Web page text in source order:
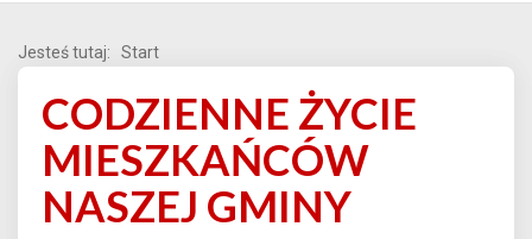
Jesteś tutaj: Start
CODZIENNE ŻYCIE
MIESZKAŃCÓW
NASZEJ GMINY